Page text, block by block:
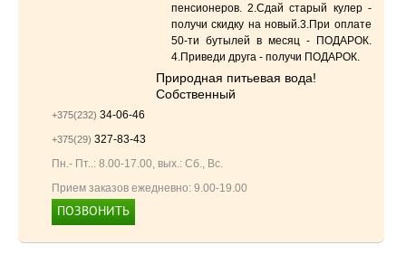
пенсионеров. 2.Сдай старый кулер -
получи скидку на новый.3.При оплате
50-ти бутылей в месяц - ПОДАРОК.
4.Приведи друга - получи ПОДАРОК.
Природная питьевая вода!
Собственный
+375(232) 34-06-46
+375(29) 327-83-43
Пн.- Пт..: 8.00-17.00, вых.: Сб., Вс.
Прием заказов ежедневно: 9.00-19.00
ПОЗВОНИТЬ